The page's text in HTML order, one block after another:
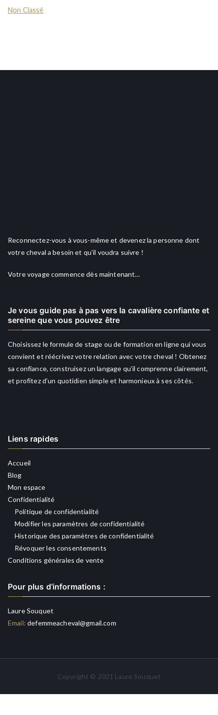
Non Classé
Reconnectez-vous à vous-même et devenez la personne dont
votre cheval a besoin et qu’il voudra suivre !
Votre voyage commence dès maintenant…
Je vous guide pas à pas vers la cavalière confiante et
sereine que vous pouvez être
Choisissez le formule de stage ou de formation en ligne qui vous
convient et réécrivez votre relation avec votre cheval ! Obtenez
sa confiance, construisez un langage qu’il comprenne clairement,
et profitez d’un quotidien simple et harmonieux à ses côtés.
Liens rapides
Accueil
Blog
Mon espace
Confidentialité
Politique de confidentialité
Modifier les paramètres de confidentialité
Historique des paramètres de confidentialité
Révoquer les consentements
Conditions générales de vente
Pour plus d’informations :
Laure Souquet
Email: defemmeacheval@gmail.com
Copyright © 2021 Laure Souquet